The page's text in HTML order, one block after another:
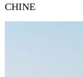
CHINE